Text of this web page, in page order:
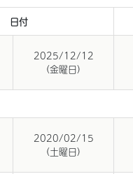
日付
2025/12/12
(金曜日)
2020/02/15
(土曜日)